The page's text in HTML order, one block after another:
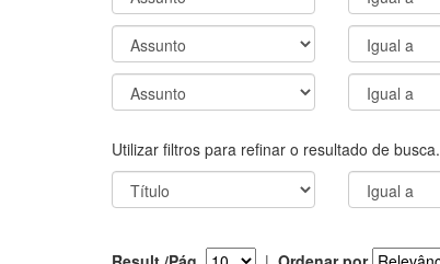
Utilizar filtros para refinar o resultado de busca.